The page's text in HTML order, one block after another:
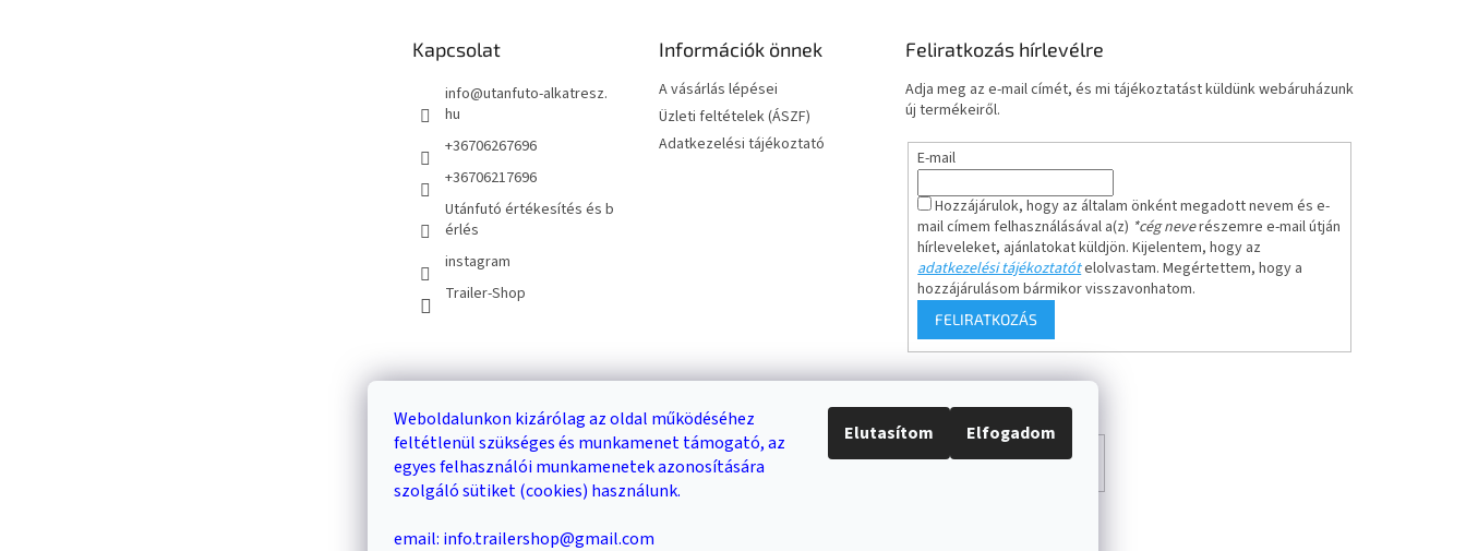
Weboldalunkon kizárólag az oldal működéséhez
feltétlenül szükséges és munkamenet támogató, az
egyes felhasználói munkamenetek azonosítására
szolgáló sütiket (cookies) használunk.
email: info.trailershop@gmail.com
Elutasítom Elfogadom
Kapcsolat
info@utanfuto-alkatresz.
hu
+36706267696
+36706217696
Utánfutó értékesítés és b
érlés
instagram
Trailer-Shop
Információk önnek
A vásárlás lépései
Üzleti feltételek (ÁSZF)
Adatkezelési tájékoztató
Feliratkozás hírlevélre
Adja meg az e-mail címét, és mi tájékoztatást küldünk webáruházunk
új termékeiről.
E-mail
Hozzájárulok, hogy az általam önként megadott nevem és e-
mail címem felhasználásával a(z) *cég neverészemre e-mail útján
hírleveleket, ajánlatokat küldjön. Kijelentem, hogy az
adatkezelési tájékoztatótelolvastam. Megértettem, hogy a
hozzájárulásom bármikor visszavonhatom.
FELIRATKOZÁS
0DB /0 FT KERESÉS
Trailer-Shop